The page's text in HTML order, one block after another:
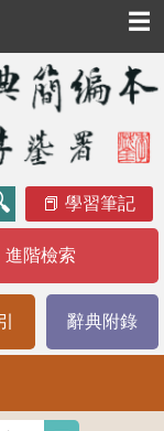
☰
學習筆記
進階檢索
辭典附錄